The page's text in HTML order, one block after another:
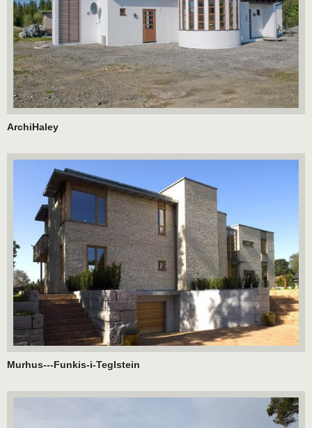
ArchiHaley
Murhus---Funkis-i-Teglstein